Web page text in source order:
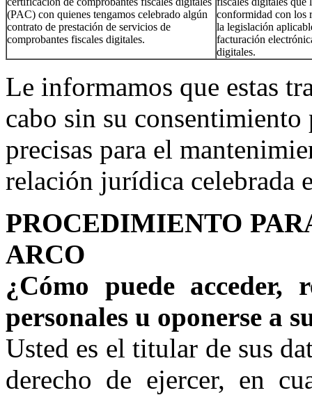
(PAC) con quienes tengamos celebrado algún
contrato de prestación de servicios de
comprobantes fiscales digitales.
conformidad con los
la legislación
facturación
digitales.
Le informamos que estas
cabo sin su consentimiento
precisas para el
relación jurídica celebrada
PROCEDIMIENTO
ARCO
¿Cómo puede acceder,
personales u oponerse a
Usted es el titular de sus
derecho de ejercer, en